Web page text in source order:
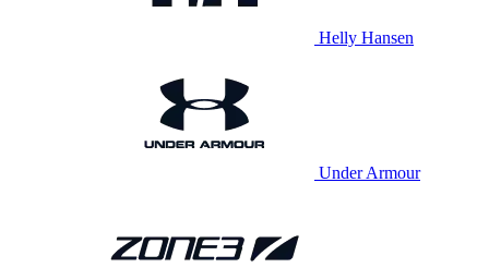
Helly Hansen
Under Armour